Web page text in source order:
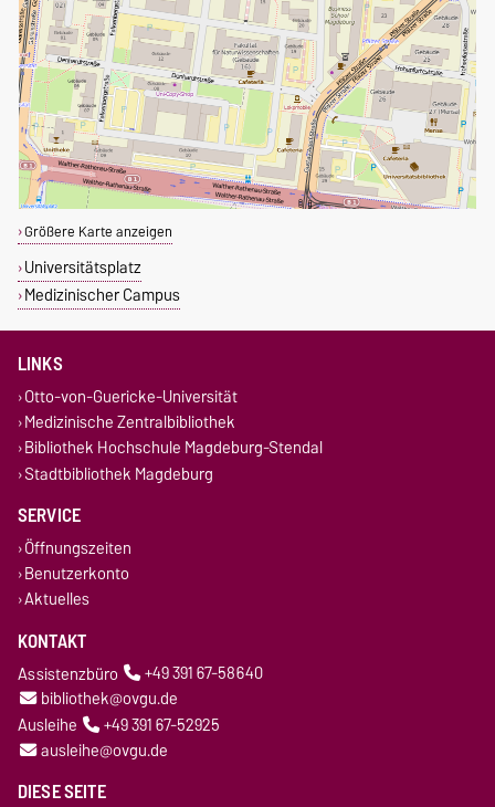
Größere Karte anzeigen
Universitätsplatz
Medizinischer Campus
LINKS
Otto-von-Guericke-Universität
Medizinische Zentralbibliothek
Bibliothek Hochschule Magdeburg-Stendal
Stadtbibliothek Magdeburg
SERVICE
Öffnungszeiten
Benutzerkonto
Aktuelles
KONTAKT
Assistenzbüro
+49 391 67-58640
bibliothek@ovgu.de
Ausleihe
+49 391 67-52925
ausleihe@ovgu.de
DIESE SEITE